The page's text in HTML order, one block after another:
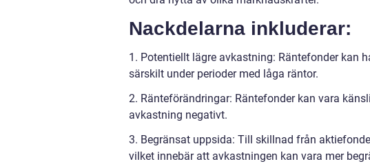
Nackdelarna inkluderar:
1. Potentiellt lägre avkastning: Räntefonder kan
särskilt under perioder med låga räntor.
2. Ränteförändringar: Räntefonder kan vara
avkastning negativt.
3. Begränsat uppsida: Till skillnad från
vilket innebär att avkastningen kan vara mer